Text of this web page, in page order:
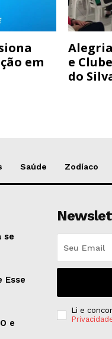
em
e
do
Saúde Zodíaco
se
Esse
e
Li e